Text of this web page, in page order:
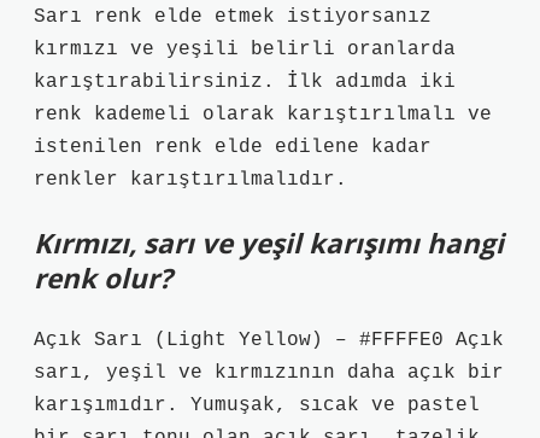
Sarı renk elde etmek istiyorsanız
kırmızı ve yeşili belirli oranlarda
karıştırabilirsiniz. İlk adımda iki
renk kademeli olarak karıştırılmalı ve
istenilen renk elde edilene kadar
renkler karıştırılmalıdır.
Kırmızı, sarı ve yeşil karışımı hangi
renk olur?
Açık Sarı (Light Yellow) – #FFFFE0 Açık
sarı, yeşil ve kırmızının daha açık bir
karışımıdır. Yumuşak, sıcak ve pastel